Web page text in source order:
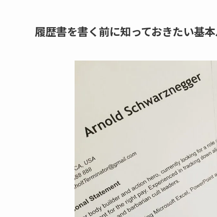
履歴書を書く前に知っておきたい基